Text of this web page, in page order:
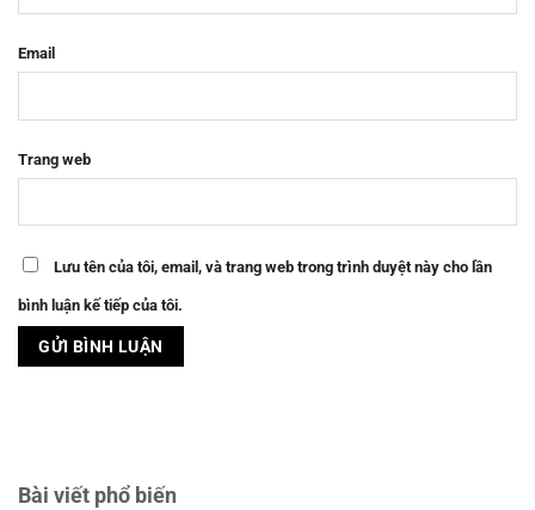
Email
Trang web
Lưu tên của tôi, email, và trang web trong trình duyệt này cho lần
bình luận kế tiếp của tôi.
Bài viết phổ biến